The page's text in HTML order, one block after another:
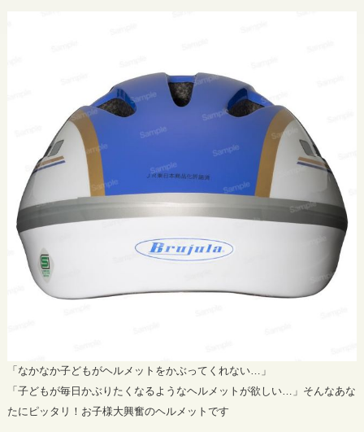
「なかなか子どもがヘルメットをかぶってくれない…」
「子どもが毎日かぶりたくなるようなヘルメットが欲しい…」そんなあな
たにピッタリ！お子様大興奮のヘルメットです